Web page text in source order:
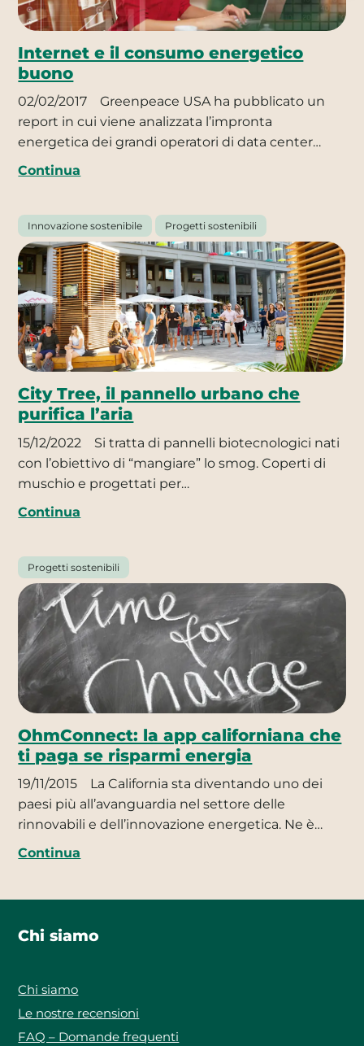
Internet e il consumo energetico
buono
02/02/2017
Greenpeace USA ha pubblicato un
report in cui viene analizzata l’impronta
energetica dei grandi operatori di data center…
Continua
Innovazione sostenibile Progetti sostenibili
City Tree, il pannello urbano che
purifica l’aria
15/12/2022
Si tratta di pannelli biotecnologici nati
con l’obiettivo di “mangiare” lo smog. Coperti di
muschio e progettati per…
Continua
Progetti sostenibili
OhmConnect: la app californiana che
ti paga se risparmi energia
19/11/2015
La California sta diventando uno dei
paesi più all’avanguardia nel settore delle
rinnovabili e dell’innovazione energetica. Ne è…
Continua
Chi siamo
Chi siamo
Le nostre recensioni
FAQ – Domande frequenti